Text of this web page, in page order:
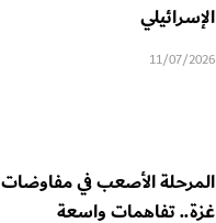
الإسرائيلي
11/07/2026
المرحلة الأصعب في مفاوضات
غزة.. تفاهمات واسعة